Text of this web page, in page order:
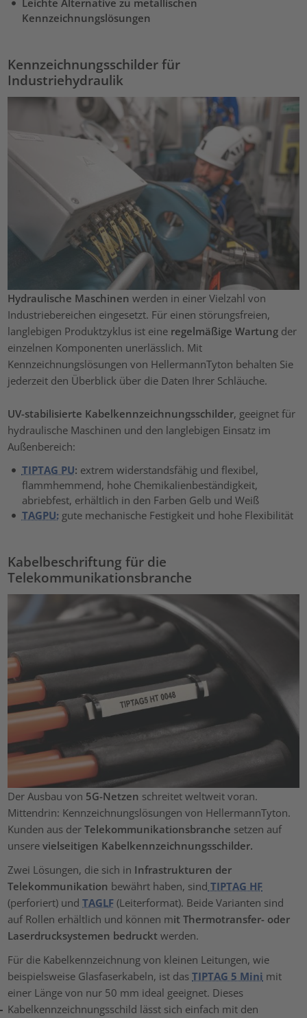
Leichte Alternative zu metallischen
Kennzeichnungslösungen
Kennzeichnungsschilder für
Industriehydraulik
Hydraulische Maschinenwerden in einer Vielzahl von
Industriebereichen eingesetzt. Für einen störungsfreien,
langlebigen Produktzyklus ist eine regelmäßige Wartung der
einzelnen Komponenten unerlässlich. Mit
Kennzeichnungslösungen von HellermannTyton behalten Sie
jederzeit den Überblick über die Daten Ihrer Schläuche.
UV-stabilisierte Kabelkennzeichnungsschilder, geeignet für
hydraulische Maschinen und den langlebigen Einsatz im
Außenbereich:
TIPTAG PU: extrem widerstandsfähig und flexibel,
flammhemmend, hohe Chemikalienbeständigkeit,
abriebfest, erhältlich in den Farben Gelb und Weiß
TAGPU:gute mechanische Festigkeit und hohe Flexibilität
Kabelbeschriftung für die
Telekommunikationsbranche
Der Ausbau von 5G-Netzen schreitet weltweit voran.
Mittendrin: Kennzeichnungslösungen von HellermannTyton.
Kunden aus derTelekommunikationsbranche setzen auf
unserevielseitigen Kabelkennzeichnungsschilder.
Zwei Lösungen, die sich in Infrastrukturen der
Telekommunikation bewährt haben, sind TIPTAG HF
(perforiert) undTAGLF (Leiterformat). Beide Varianten sind
auf Rollen erhältlich und können mit Thermotransfer- oder
Laserdrucksystemen bedruckt werden.
Für die Kabelkennzeichnung von kleinen Leitungen, wie
beispielsweise Glasfaserkabeln, ist dasTIPTAG 5 Mini mit
einer Länge von nur 50 mm ideal geeignet. Dieses
Kabelkennzeichnungsschild lässt sich einfach mit den